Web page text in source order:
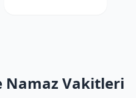
Namaz Vakitleri